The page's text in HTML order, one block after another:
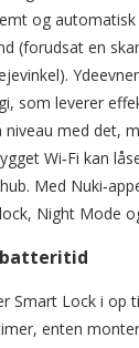
og
(forudsat en
som leverer
med det,
Wi‑Fi kan
Med
Night Mode
batteritid
Smart Lock i
enten